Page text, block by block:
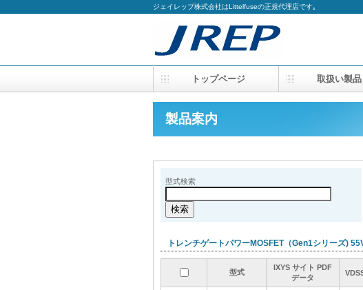
ジェイレップ株式会社はLittelfuseの正規代理店です｡
製品案内
型式検索
トレンチゲートパワーMOSFET（Gen1シリーズ)
型式
IXYS サイト PDF
データ
型式
IXYS サイト PDF
データ
型式
IXYS サイト PDF
データ
型式
IXYS サイト PDF
データ
トップページ 取扱い製